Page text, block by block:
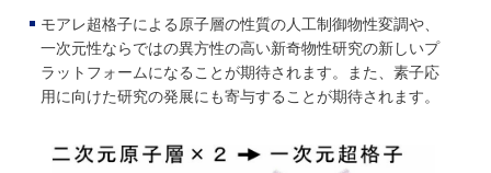
モアレ超格子による原子層の性質の人工制御物性変調や、
一次元性ならではの異方性の高い新奇物性研究の新しいプ
ラットフォームになることが期待されます。また、素子応
用に向けた研究の発展にも寄与することが期待されます。